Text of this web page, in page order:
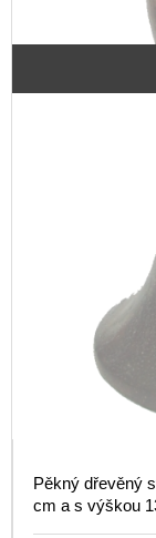
Pěkný dřevěný
cm a s výškou